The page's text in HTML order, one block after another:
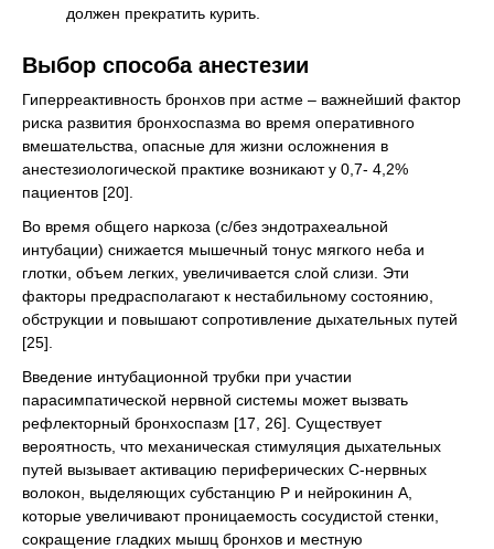
должен прекратить курить.
Выбор способа анестезии
Гиперреактивность бронхов при астме – важнейший фактор
риска развития бронхоспазма во время оперативного
вмешательства, опасные для жизни осложнения в
анестезиологической практике возникают у 0,7- 4,2%
пациентов [20].
Во время общего наркоза (с/без эндотрахеальной
интубации) снижается мышечный тонус мягкого неба и
глотки, объем легких, увеличивается слой слизи. Эти
факторы предрасполагают к нестабильному состоянию,
обструкции и повышают сопротивление дыхательных путей
[25].
Введение интубационной трубки при участии
парасимпатической нервной системы может вызвать
рефлекторный бронхоспазм [17, 26]. Существует
вероятность, что механическая стимуляция дыхательных
путей вызывает активацию периферических С-нервных
волокон, выделяющих субстанцию Р и нейрокинин А,
которые увеличивают проницаемость сосудистой стенки,
сокращение гладких мышц бронхов и местную